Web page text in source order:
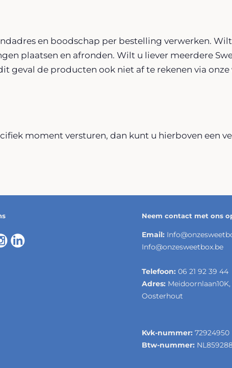
en boodschap per bestelling verwerken.
plaatsen en afronden. Wilt u liever meerdere
geval de producten ook niet af te rekenen via onze
moment versturen, dan kunt u hierboven een
Neem contact met ons
Email:
Info@onzesweetbox.be
Telefoon: 06 21 92 39 44
Adres:
Oosterhout
Kvk-nummer: 72924950
Btw-nummer: